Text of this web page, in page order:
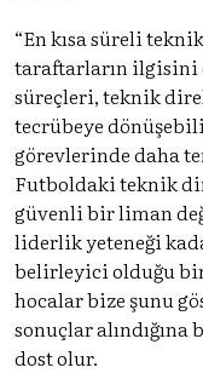
“En kısa süreli
taraftarların ilgisini
süreçleri, teknik
tecrübeye
görevlerinde daha
Futboldaki teknik
güvenli bir liman
liderlik yeteneği
belirleyici olduğu bir
hocalar bize şunu
sonuçlar
dost olur.